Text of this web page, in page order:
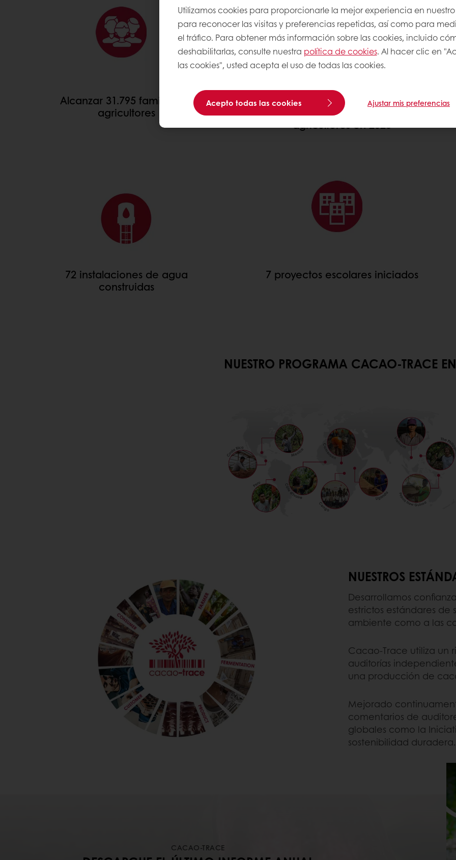
Alcanzar 31.795 familias de
agricultores
Bono de chocolate de 3,4 millones
de euros recolectado para nuestros
agricultores en 2025
72 instalaciones de agua
construidas
7 proyectos escolares iniciados
NUESTRO PROGRAMA CACAO-TRACE EN
NUESTROS
Desarrollamos
estrictos estándares
ambiente como a las
Cacao-Trace utiliza un
auditorías
una producción de
Mejorado
comentarios de
globales como la
sostenibilidad duradera.
CACAO-TRACE
Utilizamos cookies para proporcionarle la mejor experiencia en
para reconocer las visitas y preferencias repetidas, así como para
el tráfico. Para obtener más información sobre las cookies, incluido
deshabilitarlas, consulte nuestra política de cookies. Al hacer clic en
las cookies", usted acepta el uso de todas las cookies.
Acepto todas las cookies Ajustar mis preferencias